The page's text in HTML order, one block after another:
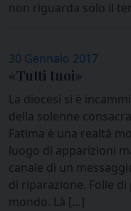
non riguarda solo il
30 Gennaio 2017
«Tutti tuoi»
La diocesi si è
della solenne
Fatima è una realtà
luogo di apparizioni
canale di un
di riparazione. Folle
mondo. Là […]